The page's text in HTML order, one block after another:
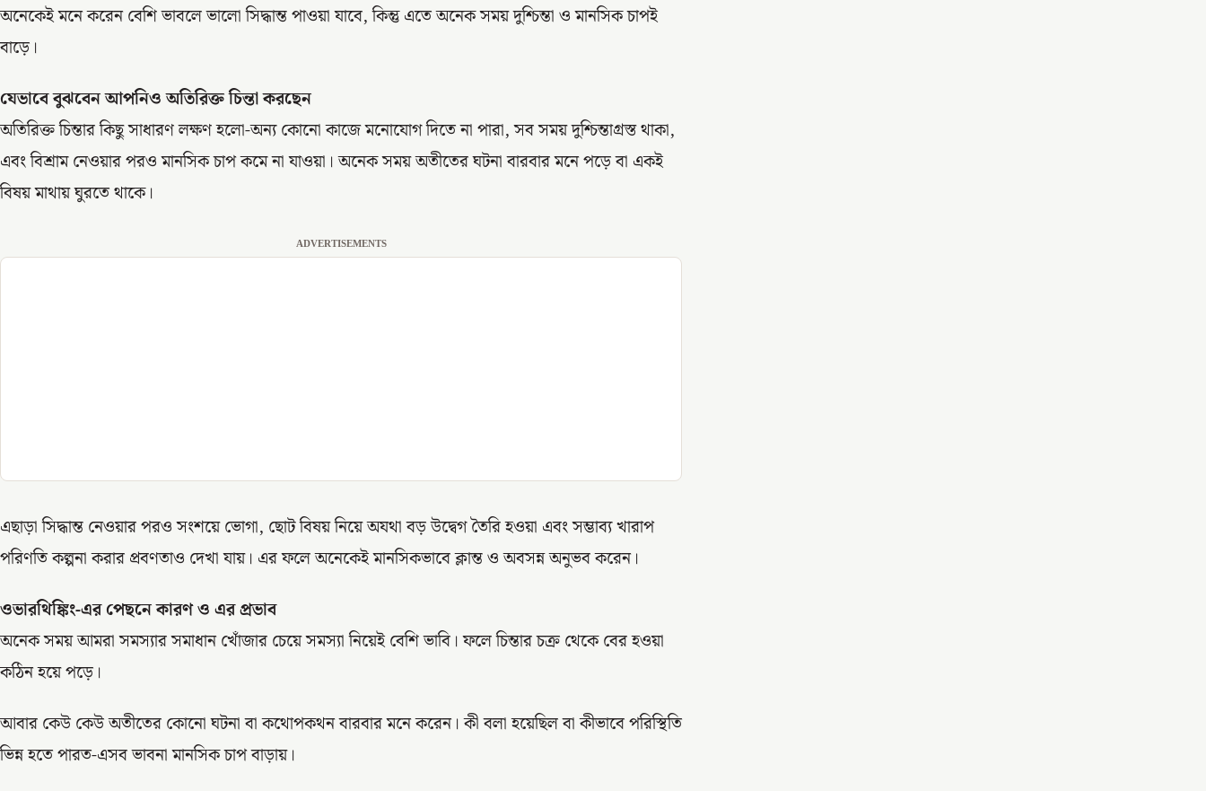
অনেকেই মনে করেন বেশি ভাবলে ভালো সিদ্ধান্ত পাওয়া যাবে, কিন্তু এতে অনেক সময় দুশ্চিন্তা ও মানসিক চাপই
বাড়ে।
যেভাবে বুঝবেন আপনিও অতিরিক্ত চিন্তা করছেন
অতিরিক্ত চিন্তার কিছু সাধারণ লক্ষণ হলো-অন্য কোনো কাজে মনোযোগ দিতে না পারা, সব সময় দুশ্চিন্তাগ্রস্ত থাকা,
এবং বিশ্রাম নেওয়ার পরও মানসিক চাপ কমে না যাওয়া। অনেক সময় অতীতের ঘটনা বারবার মনে পড়ে বা একই
বিষয় মাথায় ঘুরতে থাকে।
ADVERTISEMENTS
এছাড়া সিদ্ধান্ত নেওয়ার পরও সংশয়ে ভোগা, ছোট বিষয় নিয়ে অযথা বড় উদ্বেগ তৈরি হওয়া এবং সম্ভাব্য খারাপ
পরিণতি কল্পনা করার প্রবণতাও দেখা যায়। এর ফলে অনেকেই মানসিকভাবে ক্লান্ত ও অবসন্ন অনুভব করেন।
ওভারথিঙ্কিং-এর পেছনে কারণ ও এর প্রভাব
অনেক সময় আমরা সমস্যার সমাধান খোঁজার চেয়ে সমস্যা নিয়েই বেশি ভাবি। ফলে চিন্তার চক্র থেকে বের হওয়া
কঠিন হয়ে পড়ে।
আবার কেউ কেউ অতীতের কোনো ঘটনা বা কথোপকথন বারবার মনে করেন। কী বলা হয়েছিল বা কীভাবে পরিস্থিতি
ভিন্ন হতে পারত-এসব ভাবনা মানসিক চাপ বাড়ায়।